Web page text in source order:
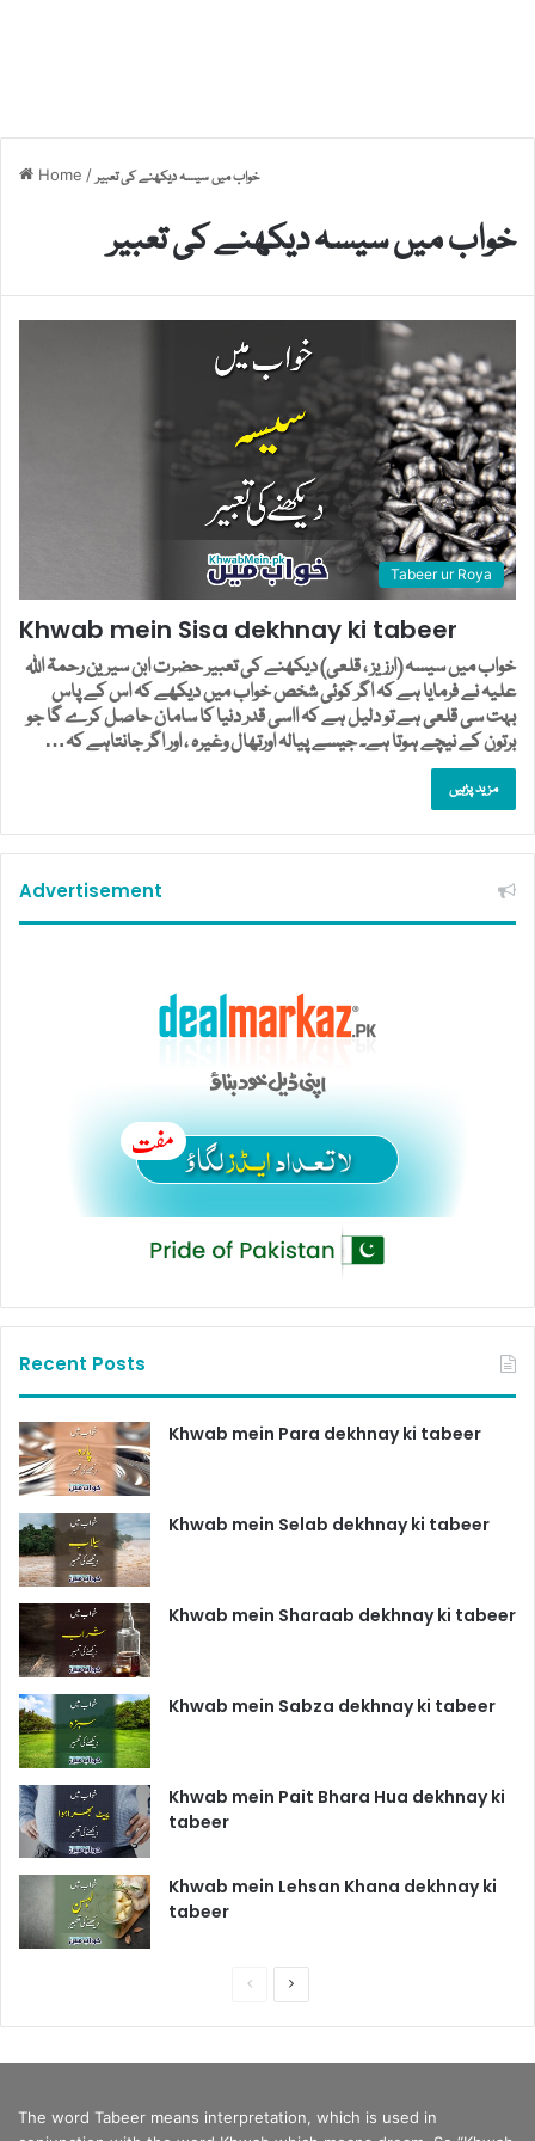
Home /خواب میں سیسہ دیکھنے کی تعبیر
خواب میں سیسہ دیکھنے کی تعبیر
Tabeer ur Roya
Khwab mein Sisa dekhnay ki tabeer
خواب میں سیسہ (ارزیز ، قلعی) دیکھنے کی تعبیر حضرت ابن سیرین رحمۃ اللہ
علیہ نے فرمایا ہے کہ اگر کوئی شخص خواب میں دیکھے کہ اس کے پاس
بہت سی قلعی ہے تو دلیل ہے کہ ااسی قدر دنیا کا سامان حاصل کرے گا جو
برتون کے نیچے ہوتا ہے۔ جیسے پیالہ اورتھال وغیرہ ، اور اگر جانتاہے کہ…
مزید پڑہیں
Advertisement
Recent Posts
Khwab mein Para dekhnay ki tabeer
Khwab mein Selab dekhnay ki tabeer
Khwab mein Sharaab dekhnay ki tabeer
Khwab mein Sabza dekhnay ki tabeer
Khwab mein Pait Bhara Hua dekhnay ki
tabeer
Khwab mein Lehsan Khana dekhnay ki
tabeer
i
p
The word Tabeer means interpretation, which is used in